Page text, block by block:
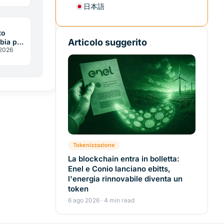
per
日本語
Articolo suggerito
Tokenizzazione
La blockchain entra in bolletta:
Enel e Conio lanciano ebitts,
l'energia rinnovabile diventa un
token
6 ago 2026 · 4 min read